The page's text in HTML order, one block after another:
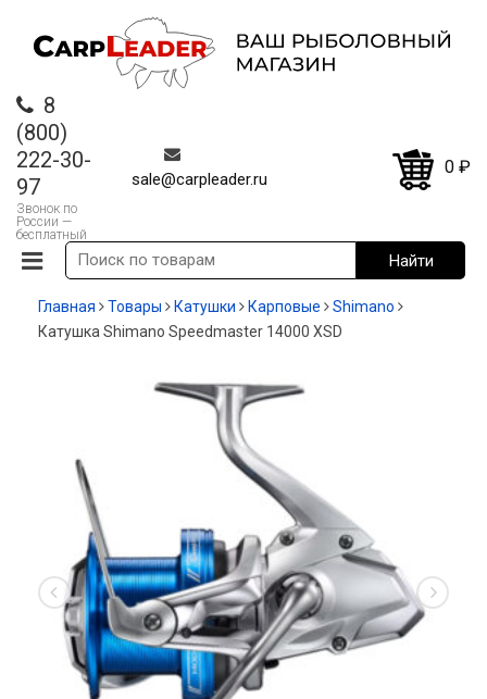
8
(800)
222-30-
97
Звонок по
России —
бесплатный
sale@carpleader.ru
0 ₽
Главная Товары Катушки Карповые
Shimano
Катушка Shimano Speedmaster 14000 XSD